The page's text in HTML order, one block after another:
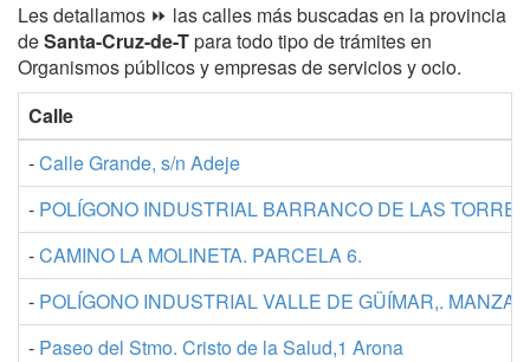
Les detallamos ⏩ las calles más buscadas en la provincia
deSanta-Cruz-de-Tpara todo tipo de trámites en
Organismos públicos y empresas de servicios y ocio.
Calle
-Calle Grande, s/n Adeje
- POLÍGONO INDUSTRIAL BARRANCO DE LAS
-CAMINO LA MOLINETA. PARCELA 6.
- POLÍGONO INDUSTRIAL VALLE DE GÜÍMAR,.
- Paseo del Stmo. Cristo de la Salud,1 Arona